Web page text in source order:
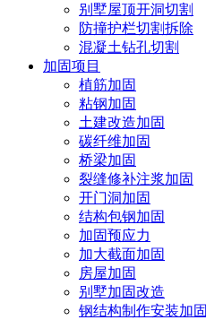
别墅屋顶开洞切割
防撞护栏切割拆除
混凝土钻孔切割
加固项目
植筋加固
粘钢加固
土建改造加固
碳纤维加固
桥梁加固
裂缝修补注浆加固
开门洞加固
结构包钢加固
加固预应力
加大截面加固
房屋加固
别墅加固改造
钢结构制作安装加固